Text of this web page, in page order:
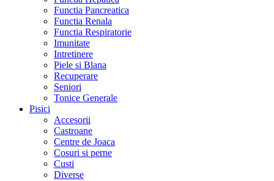
Functia Pancreatica
Functia Renala
Functia Respiratorie
Imunitate
Intretinere
Piele si Blana
Recuperare
Seniori
Tonice Generale
Pisici
Accesorii
Castroane
Centre de Joaca
Cosuri si perne
Custi
Diverse